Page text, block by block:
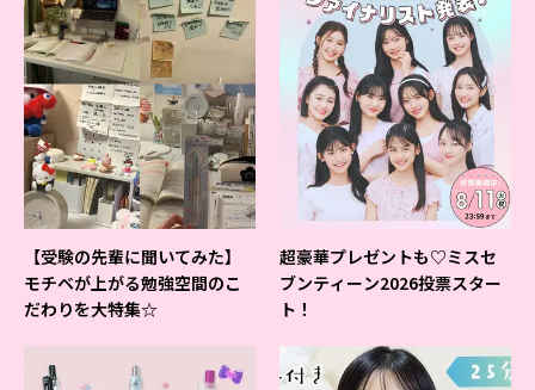
【受験の先輩に聞いてみた】
モチベが上がる勉強空間のこ
だわりを大特集☆
超豪華プレゼントも♡ミスセ
ブンティーン2026投票スター
ト！